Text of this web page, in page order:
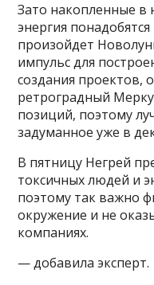
Зато накопленные в
энергия
произойдет
импульс для
создания проектов,
ретроградный
позиций, поэтому
задуманное уже в
В пятницу Негрей
токсичных людей и
поэтому так важно
окружение и не
компаниях.
— добавила эксперт.